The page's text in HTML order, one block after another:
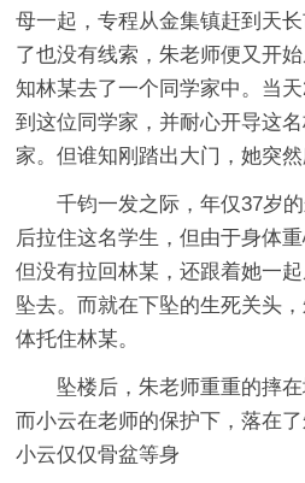
母一起，专程从金集镇赶到天
了也没有线索，朱老师便又开
知林某去了一个同学家中。当
到这位同学家，并耐心开导这
家。但谁知刚踏出大门，她突
千钧一发之际，年仅37岁
后拉住这名学生，但由于身体
但没有拉回林某，还跟着她一
坠去。而就在下坠的生死关头
体托住林某。
坠楼后，朱老师重重的摔
而小云在老师的保护下，落在
小云仅仅骨盆等身